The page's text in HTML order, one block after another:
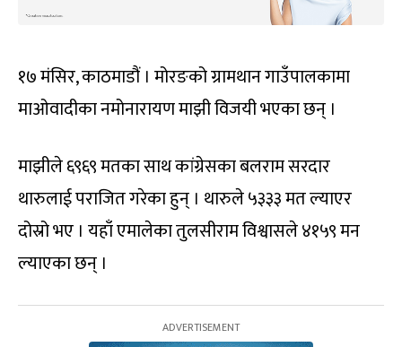
१७ मंसिर, काठमाडौं । मोरङको ग्रामथान गाउँपालकामा
माओवादीका नमोनारायण माझी विजयी भएका छन् ।
माझीले ६९६९ मतका साथ कांग्रेसका बलराम सरदार
थारुलाई पराजित गरेका हुन् । थारुले ५३३३ मत ल्याएर
दोस्रो भए । यहाँ एमालेका तुलसीराम विश्वासले ४१५९ मन
ल्याएका छन् ।